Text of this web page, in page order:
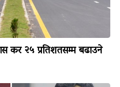
कर २५ प्रतिशतसम्म बढाउने